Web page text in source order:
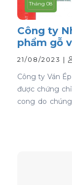
Tháng 08
Công ty
phẩm gỗ
chứng
21/08/2023 |
Công ty Ván
được chứng
cong do